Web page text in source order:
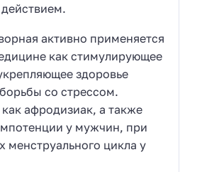
активно применяется
как стимулирующее
здоровье
со стрессом.
как афродизиак, а также
у мужчин, при
менструального цикла у